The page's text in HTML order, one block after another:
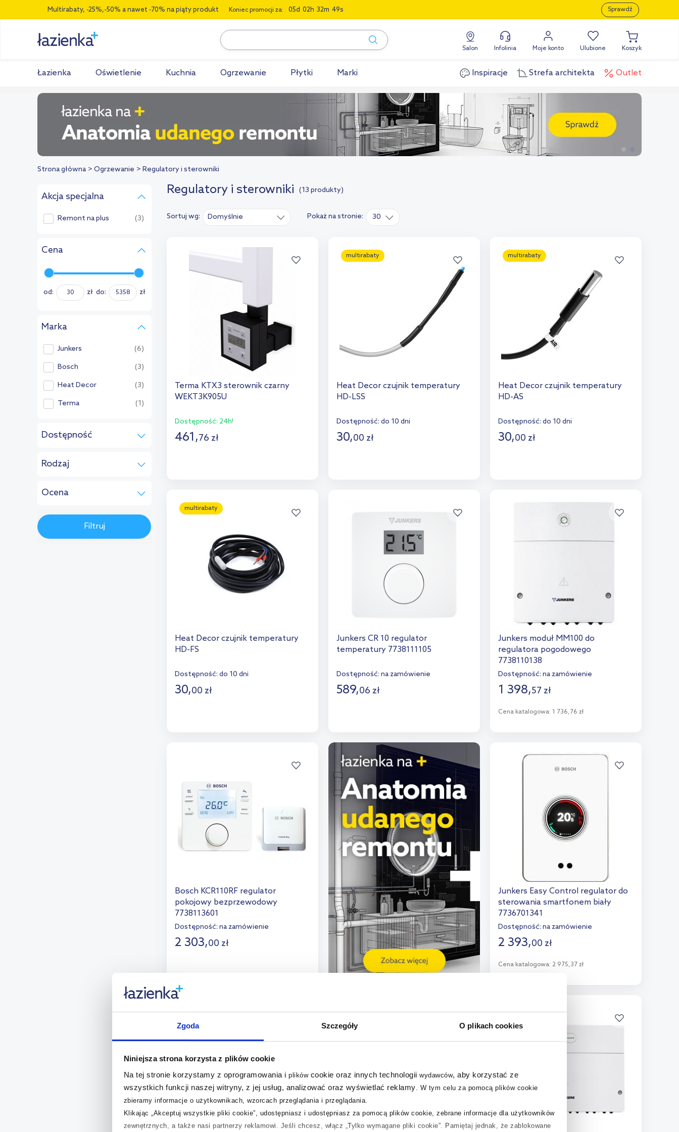
Zgoda Szczegóły O plikach cookies
Niniejsza strona korzysta z plików cookie
Na tej stronie korzystamy z oprogramowania i plikówcookie oraz innych technologii wydawców, aby korzystać ze
wszystkich funkcji naszej witryny, z jej usług, analizować oraz wyświetlać reklamy
W tym celu za pomocą plików cookie
zbieramy informacje o użytkownikach, wzorcach przeglądania i przeglądania.
Klikając „Akceptuj wszystkie pliki cookie”, udostępniasz i udostępniasz za pomocą plików cookie, zebrane informacje dla użytkowników
zewnętrznych, a także nasi partnerzy reklamowi. Jeśli chcesz, włącz „Tylko wymagane pliki cookie”. Pamiętaj jednak, że zablokowane
Multirabaty, -25%,-50% a nawet -70% na piąty produkt Koniec promocji za: 05 02 32 48 Sprawdź
Salon Infolinia Moje konto Ulubione Koszyk
Łazienka Oświetlenie Kuchnia Ogrzewanie Płytki Marki Inspiracje Strefa architekta Outlet
Strona główna Ogrzewanie Regulatory i sterowniki
Akcja specjalna
Remont na plus (3)
Cena
od: zł do: zł
Marka
Junkers (6)
Bosch (3)
Heat Decor (3)
Terma (1)
Dostępność
do 10 dni (3)
Rodzaj
regulator
termostatyczna
Ocena
Filtruj
Regulatory i sterowniki (13 produkty)
Sortuj wg: Domyślnie Pokaż na stronie: 30
Terma KTX3 sterownik czarny
WEKT3K905U
Dostępność: 24h!
461,76 zł
multirabaty
Heat Decor czujnik temperatury
HD-LSS
Dostępność: do 10 dni
30,00 zł
multirabaty
Heat Decor czujnik temperatury
HD-AS
Dostępność: do 10 dni
30,00 zł
multirabaty
Heat Decor czujnik temperatury
HD-FS
Dostępność: do 10 dni
30,00 zł
Junkers CR 10 regulator
temperatury 7738111105
Dostępność: na zamówienie
589,06 zł
Junkers moduł MM100 do
regulatora pogodowego
7738110138
Dostępność: na zamówienie
1 398,57zł
Cena katalogowa: 1 736,76 zł
Dodaj do porównania
Bosch KCR110RF regulator
pokojowy bezprzewodowy
7738113601
Dostępność: na zamówienie
2 303,00 zł
Junkers Easy Control regulator do
sterowania smartfonem biały
7736701341
Dostępność: na zamówienie
2 393,00 zł
Cena katalogowa: 2 975,37 zł